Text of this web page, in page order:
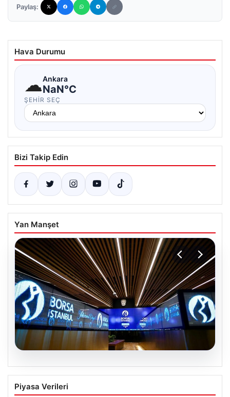
Paylaş:
Hava Durumu
☁Ankara
NaN°C
ŞEHIR SEÇ
Bizi Takip Edin
Yan Manşet
05.08.2026
Yatırım araçlarının haftalık performansı
nasıl oldu?
Piyasa Verileri